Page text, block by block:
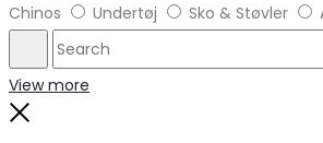
Chinos
Undertøj Sko & Støvler
Search
View more